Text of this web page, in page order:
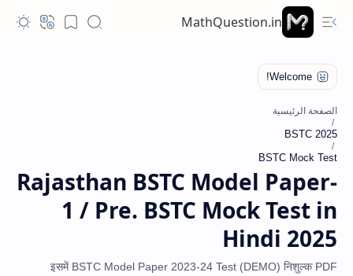
MathQuestion.in
الصفحة الرئيسية
BSTC 2025
BSTC Mock Test
Rajasthan BSTC Model Paper-
1 / Pre. BSTC Mock Test in
Hindi 2025
इसमें BSTC Model Paper 2023-24 Test (DEMO) निशुल्क PDF